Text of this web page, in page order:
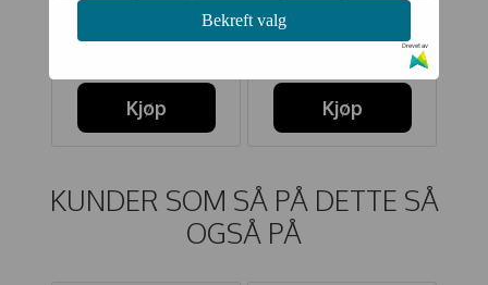
SPARKEDRESS
RULO TRAINS
Kjøp
SHELBY BALLERINA
EMBROIDERY
Kjøp
KUNDER SOM SÅ PÅ DETTE SÅ
OGSÅ PÅ
Bekreft valg
Drevet av